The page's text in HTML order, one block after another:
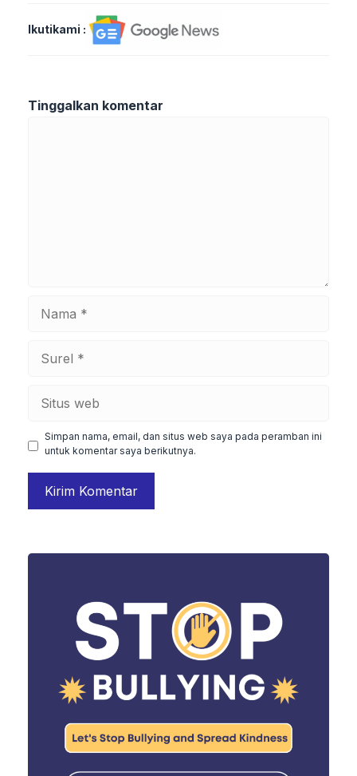
Ikutikami :
Tinggalkan komentar
Simpan nama, email, dan situs web saya pada peramban ini
untuk komentar saya berikutnya.